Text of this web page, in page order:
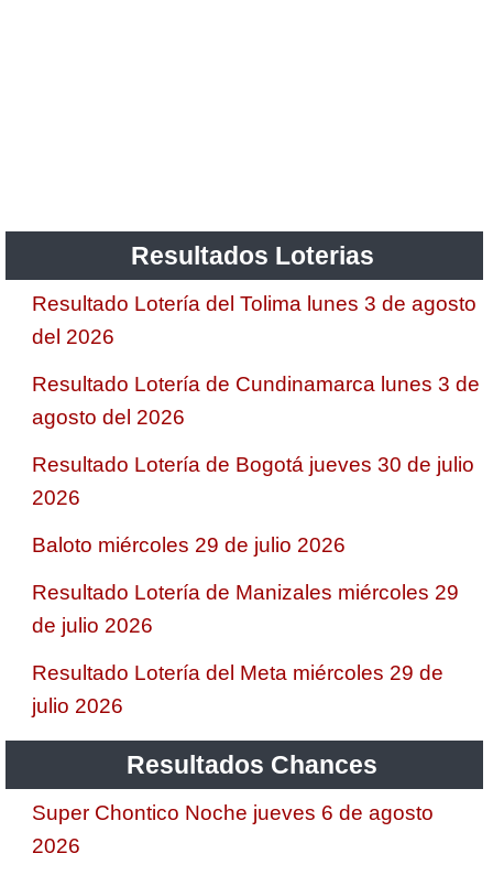
Resultados Loterias
Resultado Lotería del Tolima lunes 3 de agosto
del 2026
Resultado Lotería de Cundinamarca lunes 3 de
agosto del 2026
Resultado Lotería de Bogotá jueves 30 de julio
2026
Baloto miércoles 29 de julio 2026
Resultado Lotería de Manizales miércoles 29
de julio 2026
Resultado Lotería del Meta miércoles 29 de
julio 2026
Resultados Chances
Super Chontico Noche jueves 6 de agosto
2026